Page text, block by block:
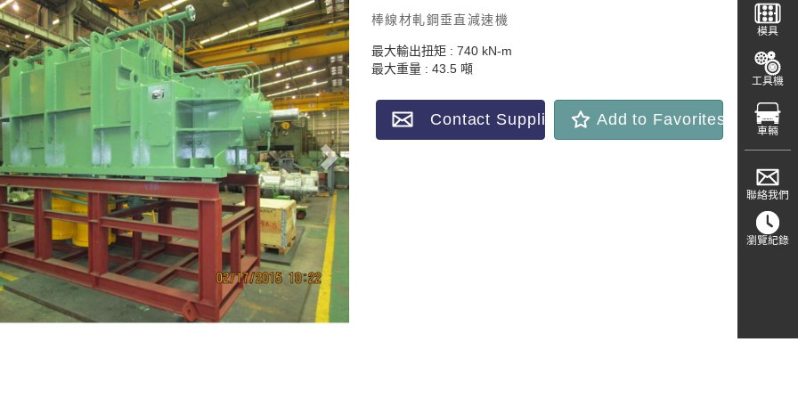
棒線材軋鋼垂直減速機
最大輸出扭矩 : 740 kN-m
最大重量 : 43.5 噸
Contact Supplier Add to Favorites
模具
工具機
車輛
聯絡我們
瀏覽紀錄